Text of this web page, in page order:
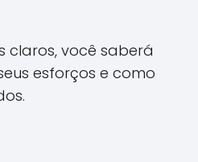
claros, você saberá
esforços e como